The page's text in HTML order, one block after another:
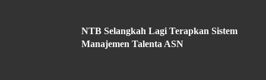
NTB Selangkah Lagi Terapkan Sistem
Manajemen Talenta ASN